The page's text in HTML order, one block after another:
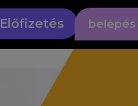
Előfizetés